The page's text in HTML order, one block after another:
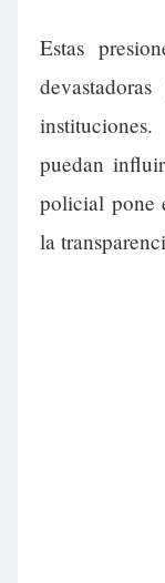
Estas
puedan
policial pone
la